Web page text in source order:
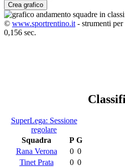
Crea grafico
© www.sportrentino.it- strumenti per
0,156 sec.
SuperLega: Sessione
regolare
Squadra
P G
Rana Verona
0 0
Tinet Prata
0 0